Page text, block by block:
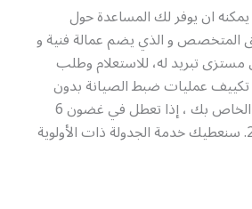
يمكنه ان يوفر لك المساعدة حول
المتخصص و الذي يضم عمالة فنية و
مستزى تبريد له، للاستعلام وطلب
تكييف عمليات ضبط الصيانة بدون
قلق – عندما نقوم بإجراء ضبط صيانة على نظام تكييف الهواء الخاص بك ، إذا تعطل في غضون 6
أشهر من تاريخ الخدمة ؛ 1. سنخرج مجانًا ونكتشف المشكلة 2. سنعطيك خدمة الجدولة ذات الأولوية